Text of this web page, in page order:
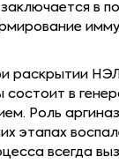
в
раскрытии
в
Роль
этапах
всегда